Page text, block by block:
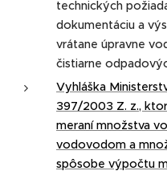
technických
dokumentáciu a
vrátane úpravne
čistiarne
Vyhláška
397/2003 Z. z.,
meraní množstva
vodovodom a
spôsobe výpočtu